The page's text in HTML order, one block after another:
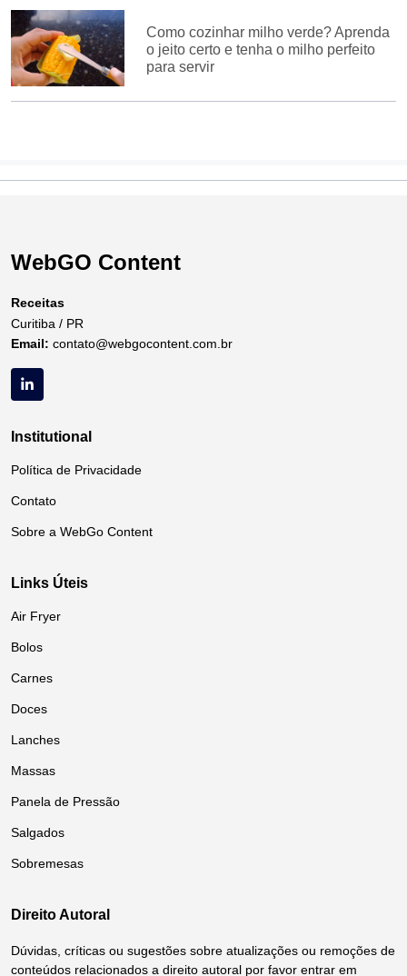
Como cozinhar milho verde? Aprenda
o jeito certo e tenha o milho perfeito
para servir
WebGO Content
Receitas
Curitiba / PR
Email: contato@webgocontent.com.br
Institutional
Política de Privacidade
Contato
Sobre a WebGo Content
Links Úteis
Air Fryer
Bolos
Carnes
Doces
Lanches
Massas
Panela de Pressão
Salgados
Sobremesas
Direito Autoral
Dúvidas, críticas ou sugestões sobre atualizações ou remoções de
conteúdos relacionados a direito autoral por favor entrar em